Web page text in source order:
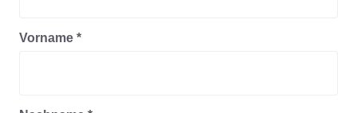
Vorname *